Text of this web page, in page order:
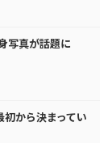
写真が話題に
初から決まってい